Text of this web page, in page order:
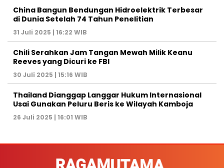
China Bangun Bendungan Hidroelektrik Terbesar
di Dunia Setelah 74 Tahun Penelitian
31 Juli 2025 | 16:22 WIB
Chili Serahkan Jam Tangan Mewah Milik Keanu
Reeves yang Dicuri ke FBI
30 Juli 2025 | 15:16 WIB
Thailand Dianggap Langgar Hukum Internasional
Usai Gunakan Peluru Beris ke Wilayah Kamboja
26 Juli 2025 | 16:01 WIB